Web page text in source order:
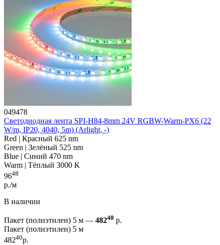
049478
Светодиодная лента SPI-H84-8mm 24V RGBW-Warm-PX6 (22
W/m, IP20, 4040, 5m) (Arlight, -)
Red | Красный 625 nm
Green | Зелёный 525 nm
Blue | Синий 470 nm
Warm | Тёплый 3000 K
9648
р./м
В наличии
Пакет (полиэтилен) 5 м — 48240 р.
Пакет (полиэтилен) 5 м
48240р.